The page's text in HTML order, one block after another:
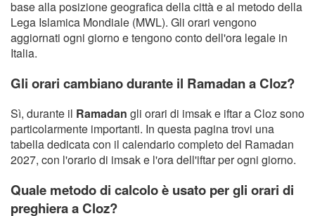
base alla posizione geografica della città e al metodo della
Lega Islamica Mondiale (MWL). Gli orari vengono
aggiornati ogni giorno e tengono conto dell'ora legale in
Italia.
Gli orari cambiano durante il Ramadan a Cloz?
Sì, durante il Ramadan gli orari di imsak e iftar a Cloz sono
particolarmente importanti. In questa pagina trovi una
tabella dedicata con il calendario completo del Ramadan
2027, con l'orario di imsak e l'ora dell'iftar per ogni giorno.
Quale metodo di calcolo è usato per gli orari di
preghiera a Cloz?